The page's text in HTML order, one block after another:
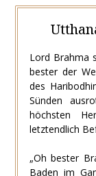
Lord Brahma
bester der
des
Sünden
höchsten
letztendlich
„Oh bester
Baden im